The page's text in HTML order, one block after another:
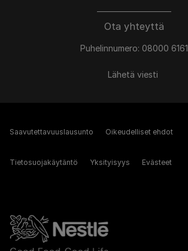
Ota yhteyttä
Puhelinnumero: 08000 6161
Lähetä viesti
Saavutettavuuslausunto Oikeudelliset ehdot
Tietosuojakäytäntö Yksityisyys Evästeet